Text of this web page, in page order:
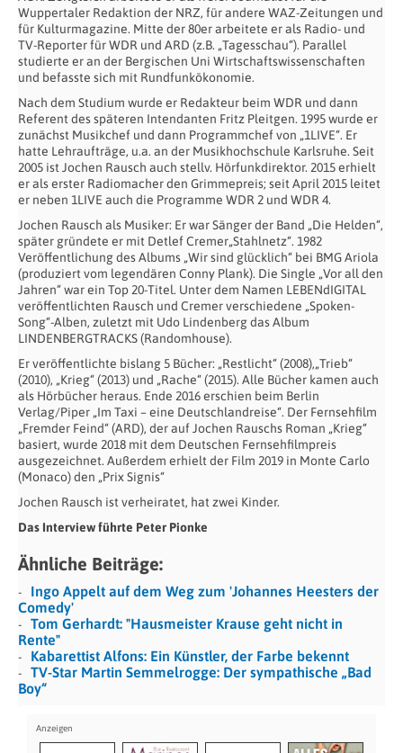
Wuppertaler Redaktion der NRZ, für andere WAZ-Zeitungen und
für Kulturmagazine. Mitte der 80er arbeitete er als Radio- und
TV-Reporter für WDR und ARD (z.B. „Tagesschau“). Parallel
studierte er an der Bergischen Uni Wirtschaftswissenschaften
und befasste sich mit Rundfunkökonomie.
Nach dem Studium wurde er Redakteur beim WDR und dann
Referent des späteren Intendanten Fritz Pleitgen. 1995 wurde er
zunächst Musikchef und dann Programmchef von „1LIVE“. Er
hatte Lehraufträge, u.a. an der Musikhochschule Karlsruhe. Seit
2005 ist Jochen Rausch auch stellv. Hörfunkdirektor. 2015 erhielt
er als erster Radiomacher den Grimmepreis; seit April 2015 leitet
er neben 1LIVE auch die Programme WDR 2 und WDR 4.
Jochen Rausch als Musiker: Er war Sänger der Band „Die Helden“,
später gründete er mit Detlef Cremer„Stahlnetz“. 1982
Veröffentlichung des Albums „Wir sind glücklich“ bei BMG Ariola
(produziert vom legendären Conny Plank). Die Single „Vor all den
Jahren“ war ein Top 20-Titel. Unter dem Namen LEBENdIGITAL
veröffentlichten Rausch und Cremer verschiedene „Spoken-
Song“-Alben, zuletzt mit Udo Lindenberg das Album
LINDENBERGTRACKS (Randomhouse).
Er veröffentlichte bislang 5 Bücher: „Restlicht“ (2008),„Trieb“
(2010), „Krieg“ (2013) und „Rache“ (2015). Alle Bücher kamen auch
als Hörbücher heraus. Ende 2016 erschien beim Berlin
Verlag/Piper „Im Taxi – eine Deutschlandreise“. Der Fernsehfilm
„Fremder Feind“ (ARD), der auf Jochen Rauschs Roman „Krieg“
basiert, wurde 2018 mit dem Deutschen Fernsehfilmpreis
ausgezeichnet. Außerdem erhielt der Film 2019 in Monte Carlo
(Monaco) den „Prix Signis“
Jochen Rausch ist verheiratet, hat zwei Kinder.
Das Interview führte Peter Pionke
Ähnliche Beiträge:
Ingo Appelt auf dem Weg zum 'Johannes Heesters der
Comedy'
Tom Gerhardt: "Hausmeister Krause geht nicht in
Rente"
Kabarettist Alfons: Ein Künstler, der Farbe bekennt
TV-Star Martin Semmelrogge: Der sympathische „Bad
Boy“